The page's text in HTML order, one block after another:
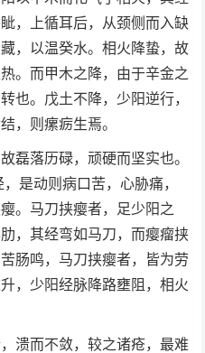
，上循耳后，从颈侧而入缺
，以温癸水。相火降蛰，故
。而甲木之降，由于辛金之
也。戊土不降，少阳逆行，
，则瘰疬生焉。
磊落历碌，顽硬而坚实也。
是动则病口苦，心胁痛，
。马刀挟瘿者，足少阳之
，其经弯如马刀，而瘿瘤挟
肠鸣，马刀挟瘿者，皆为劳
，少阳经脉降路壅阻，相火
溃而不敛，较之诸疮，最难